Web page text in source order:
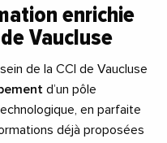
enrichie
Vaucluse
de la CCI de Vaucluse
d’un pôle
en parfaite
déjà proposées